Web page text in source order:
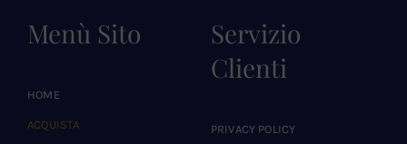
Menù Sito
HOME
ACQUISTA
Servizio
Clienti
PRIVACY POLICY